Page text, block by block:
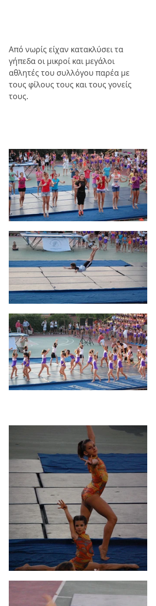
Από νωρίς είχαν κατακλύσει τα
γήπεδα οι μικροί και μεγάλοι
αθλητές του συλλόγου παρέα με
τους φίλους τους και τους γονείς
τους.